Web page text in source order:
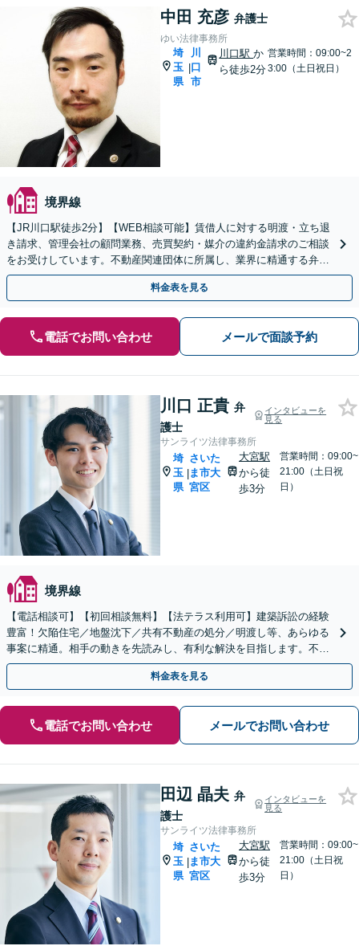
中田 充彦 弁護士
ゆい法律事務所
埼
玉
県
|
川
口
市
川口駅か
ら徒歩2分
営業時間：09:00~2
3:00（土日祝日）
境界線
【JR川口駅徒歩2分】【WEB相談可能】賃借人に対する明渡・立ち退
き請求、管理会社の顧問業務、売買契約・媒介の違約金請求のご相談
をお受けしています。不動産関連団体に所属し、業界に精通する弁護
士にぜひご相談ください。
料金表を見る
電話でお問い合わせ メールで面談予約
川口 正貴 弁
護士
インタビューを
見る
サンライツ法律事務所
埼
玉
県
|
さいた
ま市大
宮区
大宮駅
から徒
歩3分
営業時間：09:00~
21:00（土日祝
日）
境界線
【電話相談可】【初回相談無料】【法テラス利用可】建築訴訟の経験
豊富！欠陥住宅／地盤沈下／共有不動産の処分／明渡し等、あらゆる
事案に精通。相手の動きを先読みし、有利な解決を目指します。不動
産会社の顧問契約もお任せ【完全個室】【大宮駅3分】
料金表を見る
電話でお問い合わせ メールでお問い合わせ
田辺 晶夫 弁
護士
インタビューを
見る
サンライツ法律事務所
埼
玉
県
|
さいた
ま市大
宮区
大宮駅
から徒
歩3分
営業時間：09:00~
21:00（土日祝
日）